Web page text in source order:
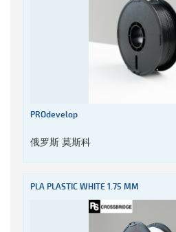
PROdevelop
俄罗斯 莫斯科
PLA PLASTIC WHITE 1.75 MM